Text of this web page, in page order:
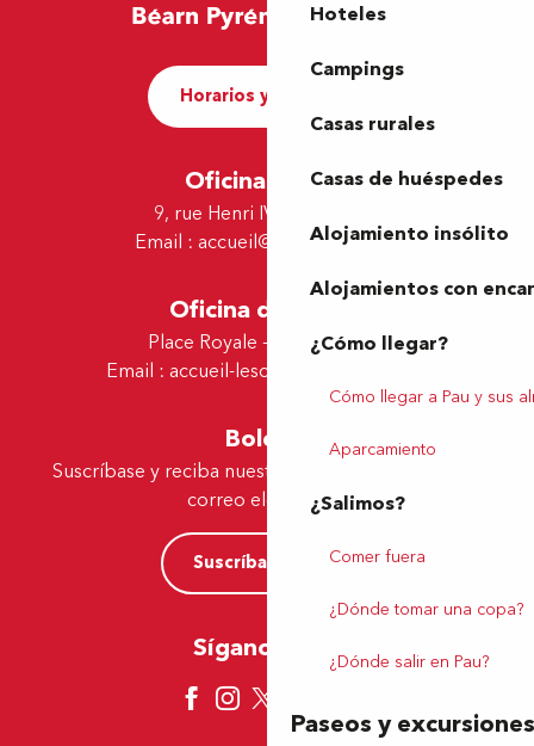
Hoteles
Campings
Casas rurales
Casas de huéspedes
Alojamiento insólito
Alojamientos con
¿Cómo llegar?
Cómo llegar a Pau y sus
Aparcamiento
¿Salimos?
Comer fuera
¿Dónde tomar una copa?
¿Dónde salir en Pau?
Paseos y excursiones
Horarios y contacto
Oficina de Pau
9, rue Henri IV - 64000 Pau
Email : accueil@tourismepau.fr
Oficina de Lescar
Place Royale - 64230 Lescar
Email : accueil-lescar@tourismepau.fr
Boletín
Suscríbase y reciba nuestras ofertas y noticias por
correo electrónico
Suscríbase ahora
Síganos aquí